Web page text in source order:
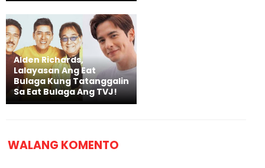
Alden Richards,
Lalayasan Ang Eat
Bulaga Kung Tatanggalin
Sa Eat Bulaga Ang TVJ!
WALANG KOMENTO